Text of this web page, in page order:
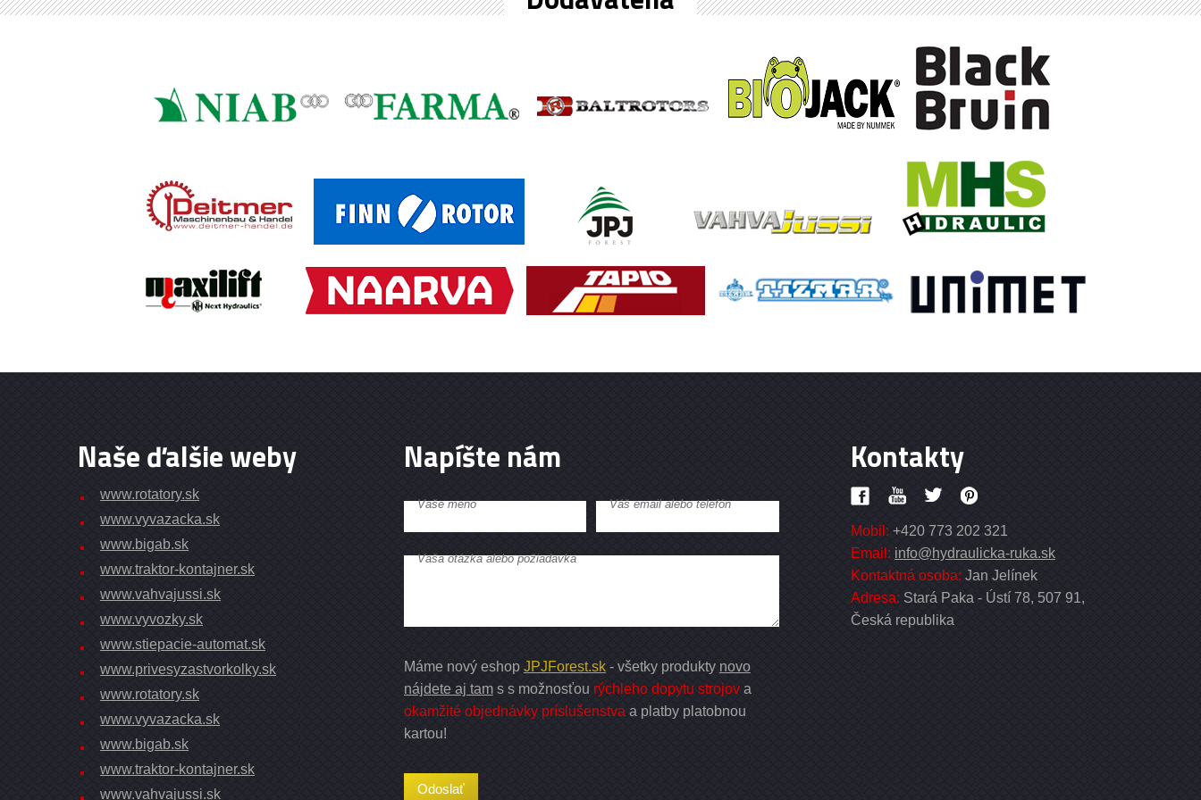
Naše ďalšie weby
www.rotatory.sk
www.vyvazacka.sk
www.bigab.sk
www.traktor-kontajner.sk
www.vahvajussi.sk
www.vyvozky.sk
www.stiepacie-automat.sk
www.privesyzastvorkolky.sk
www.rotatory.sk
www.vyvazacka.sk
www.bigab.sk
www.traktor-kontajner.sk
www.vahvajussi.sk
Napíšte nám
Vaše meno Váš email alebo telefón
Vaša otázka alebo požiadavka
Máme nový eshop JPJForest.sk- všetky produkty novo
nájdete aj tams s možnosťou rýchleho dopytu strojova
okamžité objednávky príslušenstva a platby platobnou
kartou!
Kontakty
Mobil: +420 773 202 321
Email: info@hydraulicka-ruka.sk
Kontaktná osoba: Jan Jelínek
Adresa: Stará Paka - Ústí 78, 507 91,
Česká republika